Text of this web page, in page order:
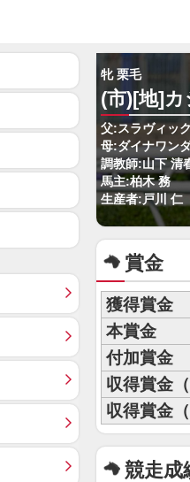
牝 栗毛
(市)[地]
父:スラヴィック
母:ダイナワン
調教師:山下 清
馬主:柏木 務
生産者:戸川 仁
賞金
獲得賞金
本賞金
付加賞金
収得賞金（
収得賞金（
競走成